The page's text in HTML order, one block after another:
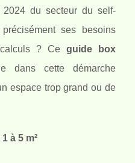
du secteur du self-
ses besoins
? Ce guide box
dans cette démarche
espace trop grand ou de
à 5 m²